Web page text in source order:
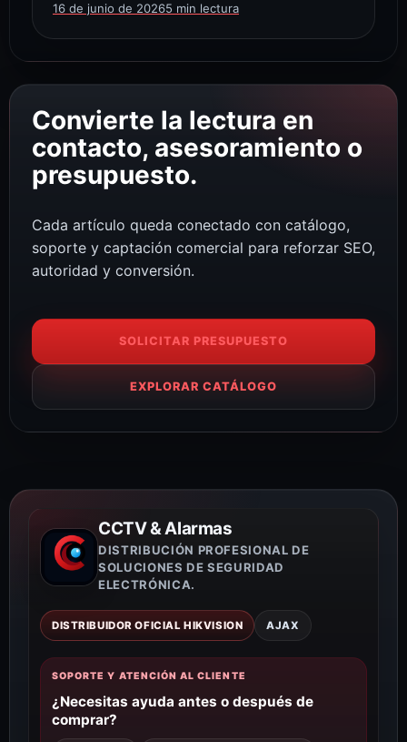
16 de junio de 20265 min lectura
Convierte la lectura en
contacto, asesoramiento o
presupuesto.
Cada artículo queda conectado con catálogo,
soporte y captación comercial para reforzar SEO,
autoridad y conversión.
SOLICITAR PRESUPUESTO
EXPLORAR CATÁLOGO
CCTV & Alarmas
DISTRIBUCIÓN PROFESIONAL DE
SOLUCIONES DE SEGURIDAD
ELECTRÓNICA.
DISTRIBUIDOR OFICIAL HIKVISION AJAX
SOPORTE Y ATENCIÓN AL CLIENTE
¿Necesitas ayuda antes o después de
comprar?